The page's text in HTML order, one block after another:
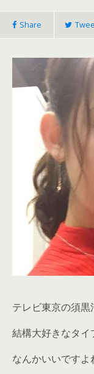
Share
テレビ東京の須黒
結構大好きなタイ
なんかいいですよ